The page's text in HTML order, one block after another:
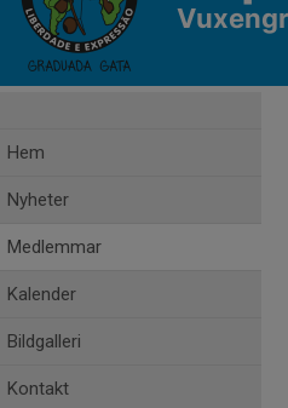
Hem
Nyheter
Medlemmar
Kalender
Bildgalleri
Kontakt